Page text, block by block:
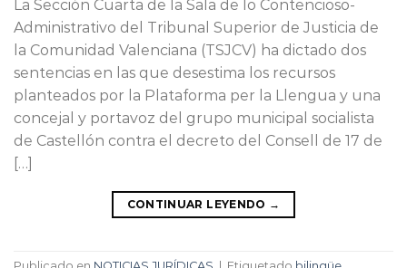
La Sección Cuarta de la Sala de lo Contencioso-
Administrativo del Tribunal Superior de Justicia de
la Comunidad Valenciana (TSJCV) ha dictado dos
sentencias en las que desestima los recursos
planteados por la Plataforma per la Llengua y una
concejal y portavoz del grupo municipal socialista
de Castellón contra el decreto del Consell de 17 de
[…]
CONTINUAR LEYENDO →